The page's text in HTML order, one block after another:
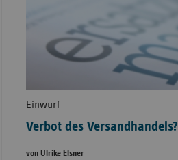
Einwurf
Verbot des Versandhandels?
von Ulrike Elsner